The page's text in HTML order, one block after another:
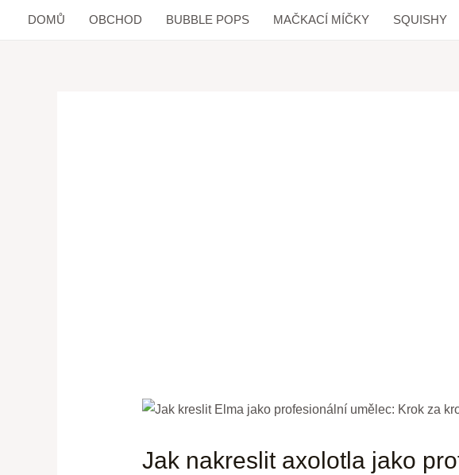
DOMŮ OBCHOD BUBBLE POPS MAČKACÍ MÍČKY SQUISHY
Jak nakreslit axolotla jako